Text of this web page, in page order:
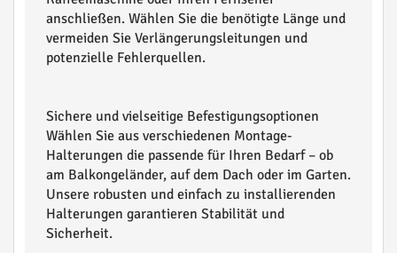
anschließen. Wählen Sie die benötigte Länge und
vermeiden Sie Verlängerungsleitungen und
potenzielle Fehlerquellen.
Sichere und vielseitige Befestigungsoptionen
Wählen Sie aus verschiedenen Montage-
Halterungen die passende für Ihren Bedarf – ob
am Balkongeländer, auf dem Dach oder im Garten.
Unsere robusten und einfach zu installierenden
Halterungen garantieren Stabilität und
Sicherheit.